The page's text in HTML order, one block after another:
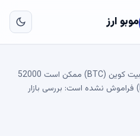
موبو ارز
آیا بازگشت XRP امکان پذیر است؟ بیت کوین (BTC) ممکن است 52000
دلار را هدف قرار دهد، اتریوم (ETH) فراموش نشده است: بررسی بازار